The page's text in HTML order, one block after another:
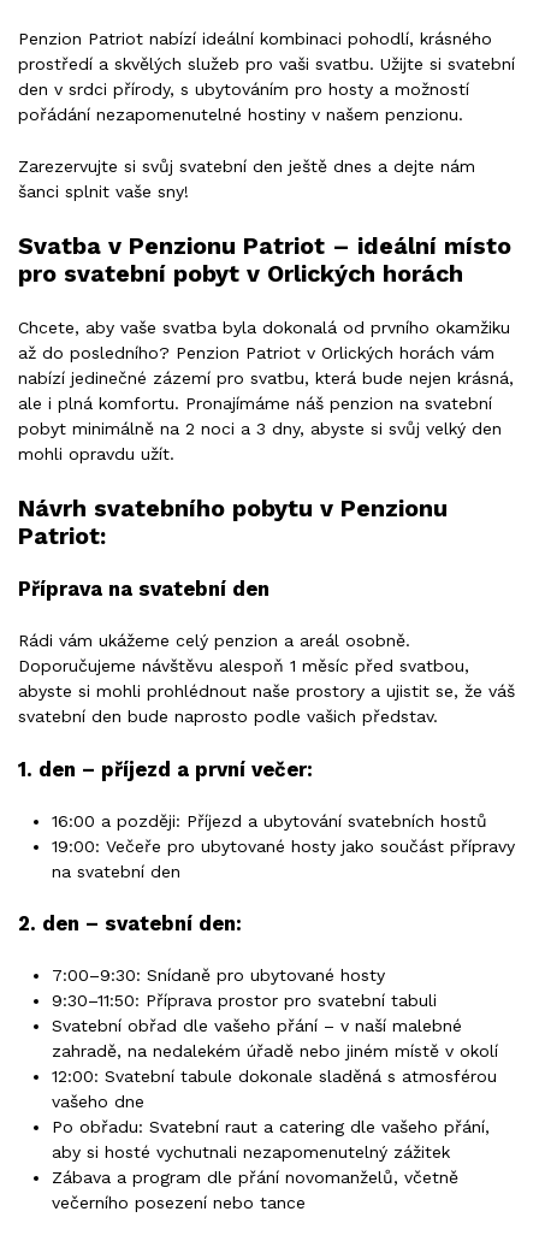
Penzion Patriot nabízí ideální kombinaci pohodlí, krásného
prostředí a skvělých služeb pro vaši svatbu. Užijte si svatební
den v srdci přírody, s ubytováním pro hosty a možností
pořádání nezapomenutelné hostiny v našem penzionu.
Zarezervujte si svůj svatební den ještě dnes a dejte nám
šanci splnit vaše sny!
Svatba v Penzionu Patriot – ideální místo
pro svatební pobyt v Orlických horách
Chcete, aby vaše svatba byla dokonalá od prvního okamžiku
až do posledního? Penzion Patriot v Orlických horách vám
nabízí jedinečné zázemí pro svatbu, která bude nejen krásná,
ale i plná komfortu. Pronajímáme náš penzion na svatební
pobyt minimálně na 2 noci a 3 dny, abyste si svůj velký den
mohli opravdu užít.
Návrh svatebního pobytu v Penzionu
Patriot:
Příprava na svatební den
Rádi vám ukážeme celý penzion a areál osobně.
Doporučujeme návštěvu alespoň 1 měsíc před svatbou,
abyste si mohli prohlédnout naše prostory a ujistit se, že váš
svatební den bude naprosto podle vašich představ.
1. den – příjezd a první večer:
16:00 a později: Příjezd a ubytování svatebních hostů
19:00: Večeře pro ubytované hosty jako součást přípravy
na svatební den
2. den – svatební den:
7:00–9:30: Snídaně pro ubytované hosty
9:30–11:50: Příprava prostor pro svatební tabuli
Svatební obřad dle vašeho přání – v naší malebné
zahradě, na nedalekém úřadě nebo jiném místě v okolí
12:00: Svatební tabule dokonale sladěná s atmosférou
vašeho dne
Po obřadu: Svatební raut a catering dle vašeho přání,
aby si hosté vychutnali nezapomenutelný zážitek
Zábava a program dle přání novomanželů, včetně
večerního posezení nebo tance